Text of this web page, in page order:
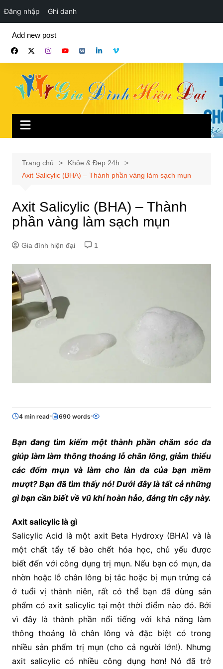
Đăng nhập Ghi danh
phần
Add new post
Trang chủ
Khỏe & Đẹp 24h
Axit Salicylic (BHA) – Thành phần vàng làm sạch mụn
Axit Salicylic (BHA) – Thành
phần vàng làm sạch mụn
Gia đình hiện đại 1
4 min read 690 words
Bạn đang tìm kiếm một thành phần chăm sóc da
giúp làm làm thông thoáng lỗ chân lông, giảm thiểu
các đốm mụn và làm cho làn da của bạn mềm
mượt? Bạn đã tìm thấy nó! Dưới đây là tất cả những
gì bạn cần biết về vũ khí hoàn hảo, đáng tin cậy này.
Axit salicylic là gì
Salicylic Acid là một axit Beta Hydroxy (BHA) và là
một chất tẩy tế bào chết hóa học, chủ yếu được
biết đến với công dụng trị mụn. Nếu bạn có mụn, da
nhờn hoặc lỗ chân lông bị tắc hoặc bị mụn trứng cá
ở tuổi vị thành niên, rất có thể bạn đã dùng sản
phẩm có axit salicylic tại một thời điểm nào đó. Bởi
vì đây là thành phần nổi tiếng với khả năng làm
thông thoáng lỗ chân lông và đặc biệt có trong
nhiều sản phẩm trị mụn (cho cả người lớn!). Nhưng
axit salicylic có nhiều công dụng hơn! Nó đã trở